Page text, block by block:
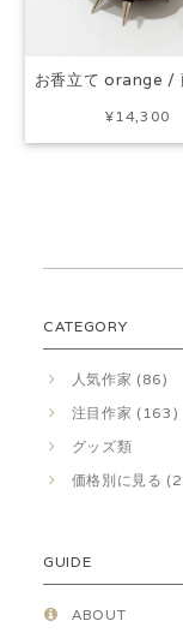
お香立て orange /
¥14,300
CATEGORY
人気作家 (86)
注目作家 (163)
グッズ類
価格別に見る
GUIDE
ABOUT